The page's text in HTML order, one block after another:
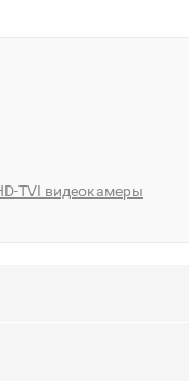
TVI видеокамеры